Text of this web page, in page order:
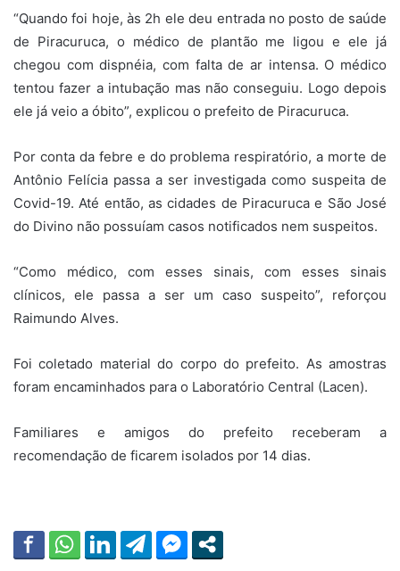
“Quando foi hoje, às 2h ele deu entrada no posto de saúde
de Piracuruca, o médico de plantão me ligou e ele já
chegou com dispnéia, com falta de ar intensa. O médico
tentou fazer a intubação mas não conseguiu. Logo depois
ele já veio a óbito”, explicou o prefeito de Piracuruca.
Por conta da febre e do problema respiratório, a morte de
Antônio Felícia passa a ser investigada como suspeita de
Covid-19. Até então, as cidades de Piracuruca e São José
do Divino não possuíam casos notificados nem suspeitos.
“Como médico, com esses sinais, com esses sinais
clínicos, ele passa a ser um caso suspeito”, reforçou
Raimundo Alves.
Foi coletado material do corpo do prefeito. As amostras
foram encaminhados para o Laboratório Central (Lacen).
Familiares e amigos do prefeito receberam a
recomendação de ficarem isolados por 14 dias.